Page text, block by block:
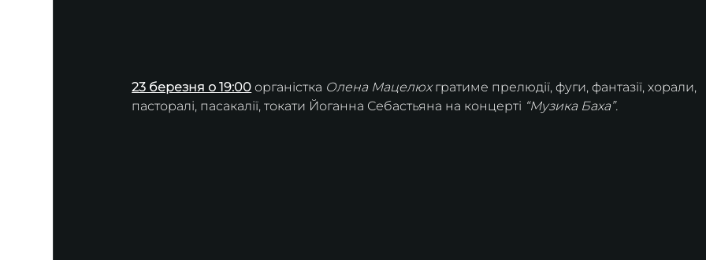
23 березня о 19:00 органістка Олена Мацелюх гратиме прелюдії, фуги, фантазії, хорали,
пасторалі, пасакалії, токати Йоганна Себастьяна на концерті “Музика Баха”.